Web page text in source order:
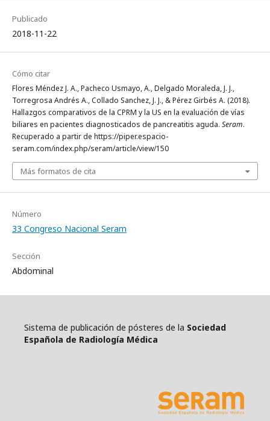
Publicado
2018-11-22
Cómo citar
Flores Méndez J. A., Pacheco Usmayo, A., Delgado Moraleda, J. J.,
Torregrosa Andrés A., Collado Sanchez, J. J., & Pérez Girbés A. (2018).
Hallazgos comparativos de la CPRM y la US en la evaluación de vías
biliares en pacientes diagnosticados de pancreatitis aguda. Seram.
Recuperado a partir de https://piper.espacio-
seram.com/index.php/seram/article/view/150
Más formatos de cita
Número
33 Congreso Nacional Seram
Sección
Abdominal
Sistema de publicación de pósteres de la Sociedad
Española de Radiología Médica